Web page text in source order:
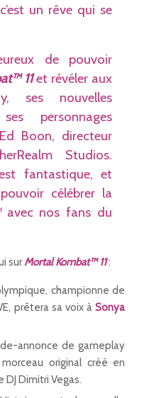
un rêve qui se
de pouvoir
11et révéler aux
ses nouvelles
personnages
Boon, directeur
Studios.
fantastique, et
célébrer la
avec nos fans du
surMortal Kombat™ 11:
championne de
prêtera sa voix àSonya
annonce de gameplay
original créé en
Dimitri Vegas.